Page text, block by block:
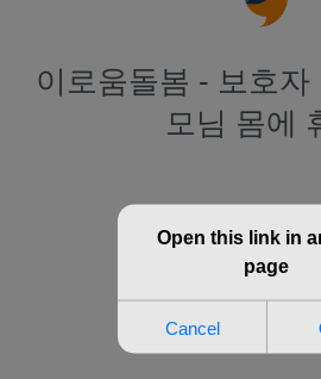
이로움돌봄 - 보호자
모님 몸에